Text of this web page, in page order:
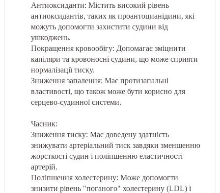
Антиоксиданти: Містить високий рівень
антиоксидантів, таких як проантоцианідини, які
можуть допомогти захистити судини від
ушкоджень.
Покращення кровообігу: Допомагає зміцнити
капіляри та кровоносні судини, що може сприяти
нормалізації тиску.
Зниження запалення: Має протизапальні
властивості, що також може бути корисно для
серцево-судинної системи.
Часник:
Зниження тиску: Має доведену здатність
знижувати артеріальний тиск завдяки зменшенню
жорсткості судин і поліпшенню еластичності
артерій.
Поліпшення холестерину: Може допомогти
знизити рівень "поганого" холестерину (LDL) і